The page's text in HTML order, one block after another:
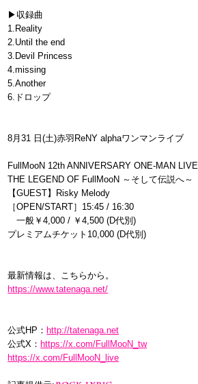
▶収録曲
1.Reality
2.Until the end
3.Devil Princess
4.missing
5.Another
6.ドロップ
8月31 日(土)赤羽ReNY alphaワンマンライブ
FullMooN 12th ANNIVERSARY ONE-MAN LIVE
THE LEGEND OF FullMooN ～そして伝説へ～
【GUEST】Risky Melody
［OPEN/START］15:45 / 16:30
一般￥4,000 / ￥4,500 (D代別)
プレミアムチケット10,000 (D代別)
最新情報は、こちらから。
https://www.tatenaga.net/
公式HP：http://tatenaga.net
公式X：https://x.com/FullMooN_tw
https://x.com/FullMooN_live